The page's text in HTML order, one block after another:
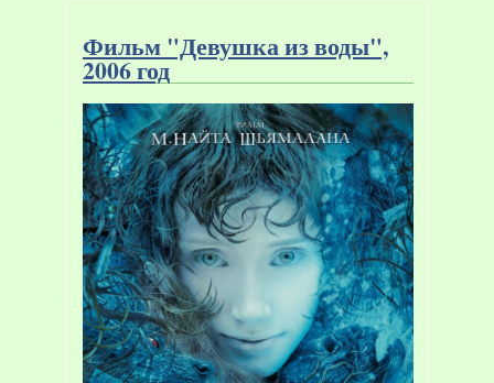
Фильм "Девушка из воды",
2006 год